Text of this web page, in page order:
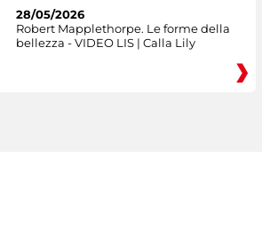
28/05/2026
Robert Mapplethorpe. Le forme della
bellezza - VIDEO LIS | Calla Lily